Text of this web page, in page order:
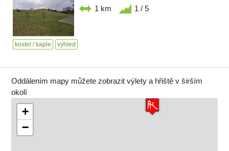
1 km 1 / 5
kostel / kaple výhled
Oddálením mapy můžete zobrazit výlety a hřiště v širším
okolí
+
−